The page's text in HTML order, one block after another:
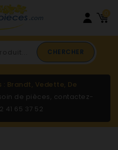
0
CHERCHER
: Brandt, Vedette, De
de pièces, contactez-
41 65 37 52